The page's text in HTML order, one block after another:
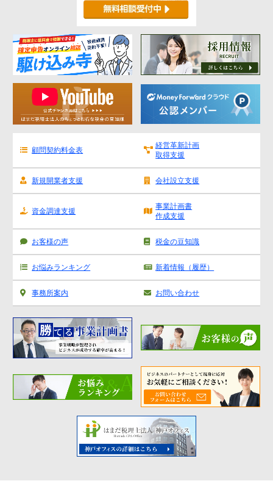
顧問契約料金表
経営革新計画
取得支援
新規開業者支援 会社設立支援
資金調達支援
事業計画書
作成支援
お客様の声 税金の豆知識
お悩みランキング 新着情報（履歴）
事務所案内 お問い合わせ